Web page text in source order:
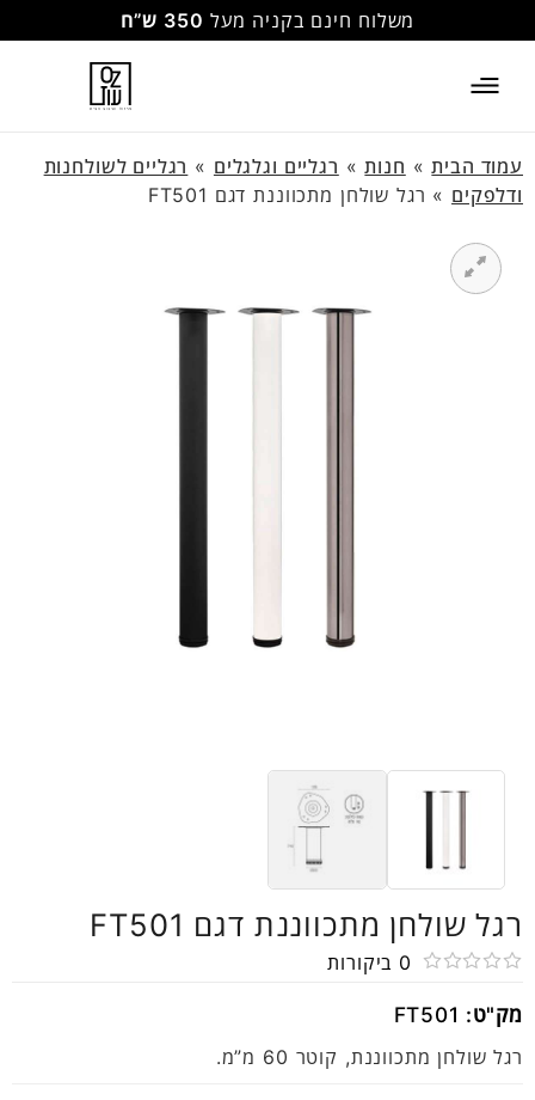
משלוח חינם בקניה מעל 350 ש”ח
עמוד הבית» חנות» רגליים וגלגלים » רגליים לשולחנות
ודלפקים » רגל שולחן מתכווננת דגם FT501
רגל שולחן מתכווננת דגם FT501
0
מתוך
0 ביקורות
מק"ט: FT501
רגל שולחן מתכווננת, קוטר 60 מ”מ.